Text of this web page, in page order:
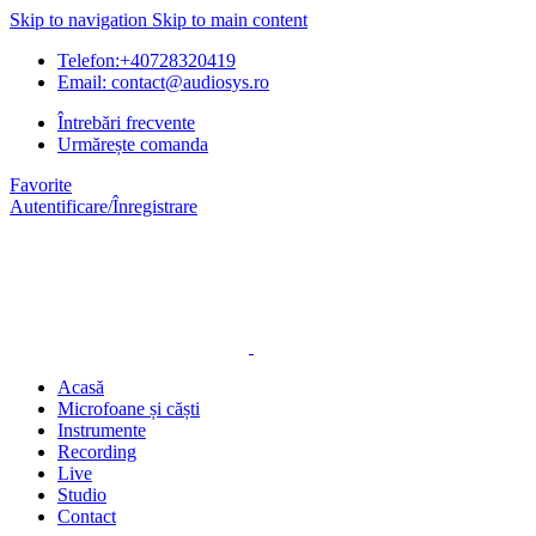
Skip to navigation Skip to main content
Telefon:+40728320419
Email: contact@audiosys.ro
Întrebări frecvente
Urmărește comanda
Favorite
Autentificare/Înregistrare
Acasă
Microfoane și căști
Instrumente
Recording
Live
Studio
Contact